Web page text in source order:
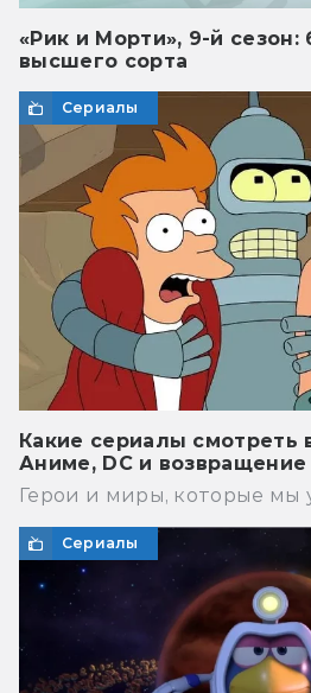
«Рик и Морти», 9-й
высшего сорта
Сериалы
Какие сериалы смотреть
Аниме, DC и возвращение
Герои и миры, которые мы
Сериалы